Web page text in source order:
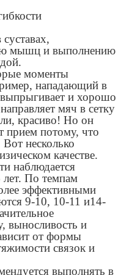
мышц и выполнению
моменты
нападающий в
и хорошо
мяч в сетку
красиво! Но он
прием потому, что
несколько
качестве.
наблюдается
По темпам
эффективными
9-10, 10-11 и14-
выносливость и
от формы
связок и
выполнять в